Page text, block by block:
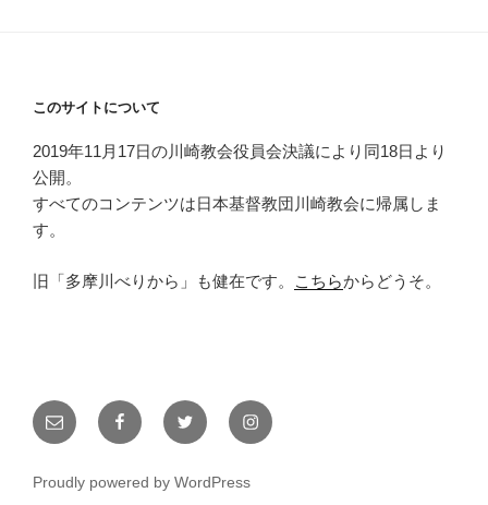
このサイトについて
2019年11月17日の川崎教会役員会決議により同18日より
公開。
すべてのコンテンツは日本基督教団川崎教会に帰属しま
す。
旧「多摩川べりから」も健在です。 こちらからどうそ。
メ
ー
FacebookTwitter Instagram
Proudly powered by WordPress